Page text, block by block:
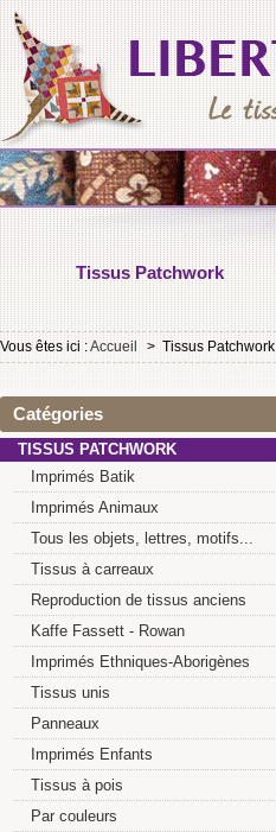
Tissus Patchwork
Vous êtes ici :Accueil > Tissus Patchwork
Catégories
TISSUS PATCHWORK
Imprimés Batik
Imprimés Animaux
Tous les objets, lettres, motifs...
Tissus à carreaux
Reproduction de tissus anciens
Kaffe Fassett - Rowan
Imprimés Ethniques-Aborigènes
Tissus unis
Panneaux
Imprimés Enfants
Tissus à pois
Par couleurs